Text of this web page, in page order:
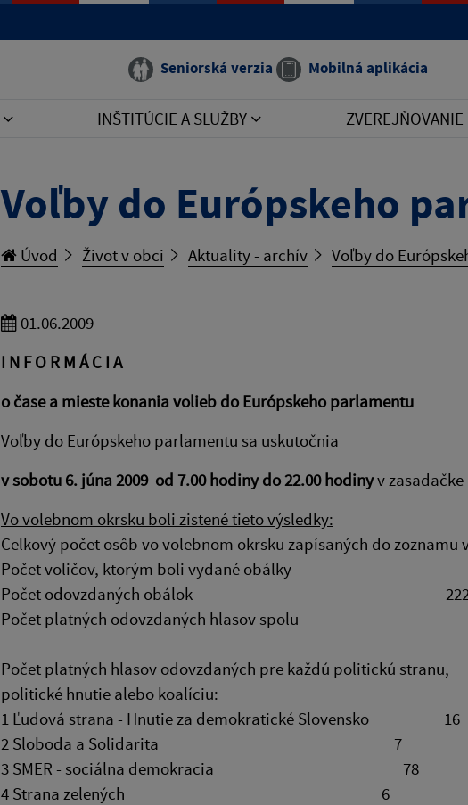
Seniorská verzia Mobilná aplikácia
INŠTITÚCIE A SLUŽBY ZVEREJŇOVANIE
Voľby do Európskeho
Úvod Život v obci Aktuality - archív Voľby do
01.06.2009
I N F O R M Á C I A
o čase a mieste konania volieb do Európskeho parlamentu
Voľby do Európskeho parlamentu sa uskutočnia
v sobotu 6. júna 2009 od 7.00 hodiny do 22.00 hodinyv
Vo volebnom okrsku boli zistené tieto výsledky:
Celkový počet osôb vo volebnom okrsku zapísaných do
Počet voličov, ktorým boli vydané obálky
Počet odovzdaných obálok
Počet platných odovzdaných hlasov spolu
Počet platných hlasov odovzdaných pre každú politickú stranu,
politické hnutie alebo koalíciu:
1 Ľudová strana - Hnutie za demokratické Slovensko 16
2 Sloboda a Solidarita 7
3 SMER - sociálna demokracia 78
4 Strana zelených 6